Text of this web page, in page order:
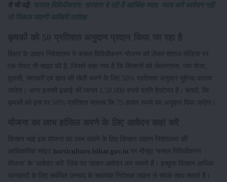
ये भी पढ़ें: फसल विविधीकरण: सरकार दे रही है आर्थिक मदद, जल्द करें आवेदन नहीं
तो निकल जाएगी आखिरी तारीख
बिहार के उद्यान निदेशालय ने फसल विविधीकरण योजना को लेकर सोशल मीडिया पर
एक पोस्ट भी साझा की है, जिसमें कहा गया है कि किसानों को लेमनग्रास, पाम रोजा,
तुलसी, सतावरी एवं खस की खेती करने के लिए 50% प्रतिशत अनुदान मुहैय्या कराया
जाऐगा। अगर इसकी इकाई की लागत 1,50,000 रुपये प्रति हेक्टेयर है। बतादें, कि
कृषकों को इस पर 50% प्रतिशत मतलब कि 75 हजार रुपये का अनुदान दिया जाऐगा।
किसान भाई इस योजना का लाभ उठाने के लिए किसान उद्यान निदेशालय की
आधिकारिक साइट horticulture.bihar.gov.in पर मौजूद 'फसल विविधीकरण
योजना' के 'आवेदन करें' लिंक पर जाकर आवेदन कर सकते हैं। इच्छुक किसान आधिक
जानकारी के लिए संबंधित जनपद के सहायक निदेशक उद्यान से संपर्क साध सकते हैं।